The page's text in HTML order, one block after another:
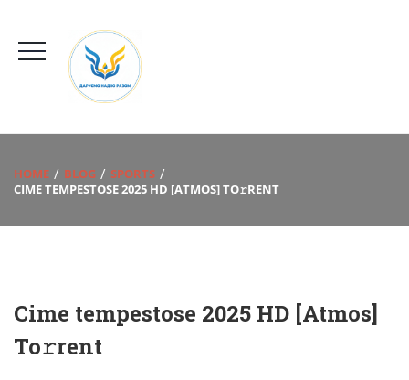
HOME BLOG
SPORTS
CIME TEMPESTOSE 2025 HD [ATMOS] TO𝚛RENT
Cime tempestose 2025 HD [Atmos]
To𝚛rent